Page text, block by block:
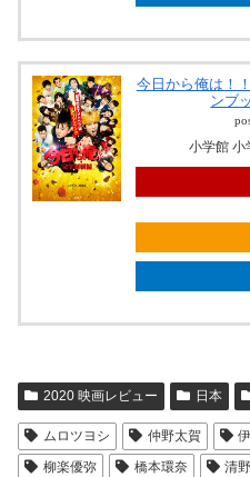
今日から俺は！
ンブ
小学館
2020 映画レビュー 日本
ムロツヨシ 仲野太賀
柳楽優弥
橋本環奈 清